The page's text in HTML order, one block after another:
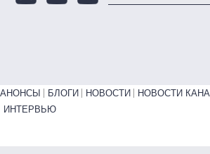
Primary links bottom
АНОНСЫ БЛОГИ НОВОСТИ НОВОСТИ
ИНТЕРВЬЮ